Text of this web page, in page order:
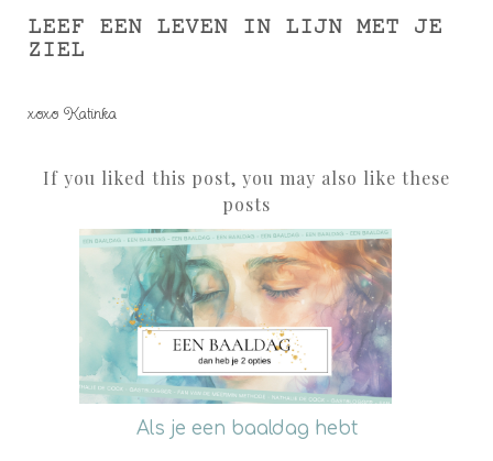
LEEF EEN LEVEN IN LIJN MET JE
ZIEL
xoxo Katinka
If you liked this post, you may also like these
posts
Als je een baaldag hebt